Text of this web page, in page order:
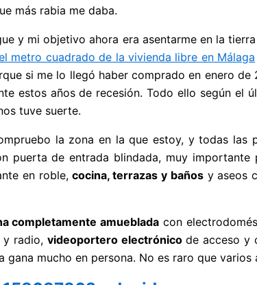
más rabia me daba.
y mi objetivo ahora era asentarme en la
metro cuadrado de la vivienda libre en Málaga
si me lo llegó haber comprado en enero
estos años de recesión. Todo ello según el
tuve suerte.
la zona en la que estoy, y todas
puerta de entrada blindada, muy
en roble,cocina, terrazas y bañosy aseos
completamente amueblada con
y radio, videoportero electrónicode acceso y
gana mucho en persona. No es raro que